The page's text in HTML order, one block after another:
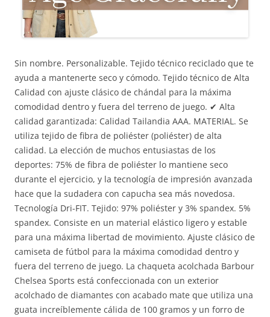
Sin nombre. Personalizable. Tejido técnico reciclado que te
ayuda a mantenerte seco y cómodo. Tejido técnico de Alta
Calidad con ajuste clásico de chándal para la máxima
comodidad dentro y fuera del terreno de juego. ✔ Alta
calidad garantizada: Calidad Tailandia AAA. MATERIAL. Se
utiliza tejido de fibra de poliéster (poliéster) de alta
calidad. La elección de muchos entusiastas de los
deportes: 75% de fibra de poliéster lo mantiene seco
durante el ejercicio, y la tecnología de impresión avanzada
hace que la sudadera con capucha sea más novedosa.
Tecnología Dri-FIT. Tejido: 97% poliéster y 3% spandex. 5%
spandex. Consiste en un material elástico ligero y estable
para una máxima libertad de movimiento. Ajuste clásico de
camiseta de fútbol para la máxima comodidad dentro y
fuera del terreno de juego. La chaqueta acolchada Barbour
Chelsea Sports está confeccionada con un exterior
acolchado de diamantes con acabado mate que utiliza una
guata increíblemente cálida de 100 gramos y un forro de